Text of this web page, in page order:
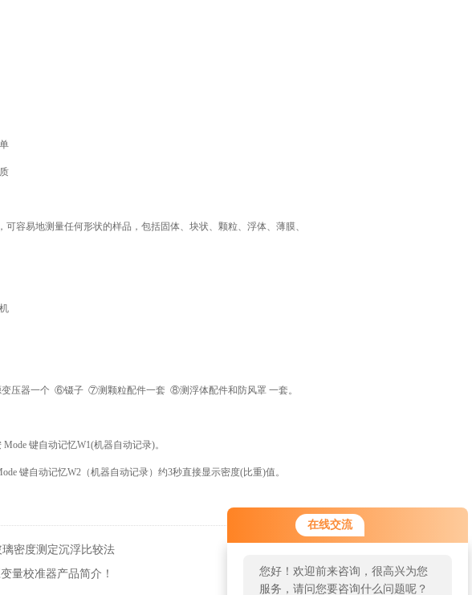
在线交流
您好！欢迎前来咨询，很高兴为您
服务，请问您要咨询什么问题呢？
容易地测量任何形状的样品，包括固体、块状、颗粒、浮体、薄膜、
器一个 ⑥镊子 ⑦测颗粒配件一套 ⑧测浮体配件和防风罩 一套。
键自动记忆W1(机器自动记录)。
键自动记忆W2（机器自动记录）约3秒直接显示密度(比重)值。
密度测定沉浮比较法
量校准器产品简介！